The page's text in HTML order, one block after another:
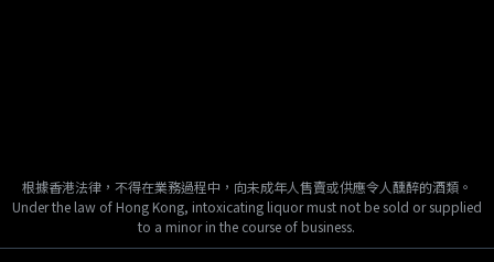
根據香港法律，不得在業務過程中，向未成年人售賣或供應令人醺醉的酒類。
Under the law of Hong Kong, intoxicating liquor must not be sold or supplied
to a minor in the course of business.